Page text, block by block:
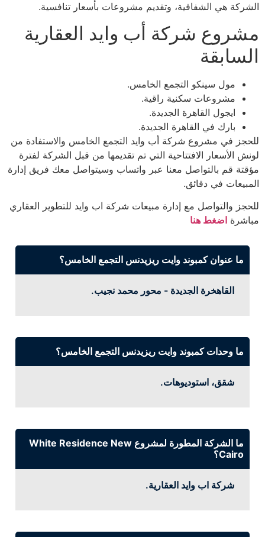
الشركة هي الشفافية، وتقديم مشروعات بأسعار تنافسية.
مشروع شركة أب وايد العقارية
السابقة
مول سينكو التجمع الخامس.
مشروعات سكنية راقية.
ايجول القاهرة الجديدة.
بارك في القاهرة الجديدة.
للحجز في مشروع شركة أب وايد التجمع الخامس والاستفادة من
لونش الأسعار الافتتاحية التي تم تقديمها من قبل الشركة لفترة
مؤقتة قم بالتواصل معنا عبر واتساب وسيتواصل معك فريق إدارة
المبيعات في دقائق.
للحجز والتواصل مع إدارة مبيعات شركة اب وايد للتطوير العقاري
مباشرة اضغط هنا
ما عنوان كمبوند وايت ريزيدنس التجمع الخامس؟
القاهخرة الجديدة - محور محمد نجيب.
ما وحدات كمبوند وايت ريزيدنس التجمع الخامس؟
شقق، استوديوهات.
ما الشركة المطورة لمشروع White Residence New
Cairo؟
شركة اب وايد العقارية.